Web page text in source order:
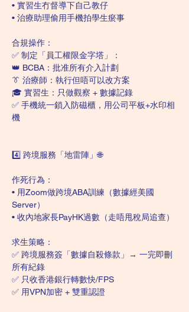
• 實習生冇督導下自己教仔
• 治療助理偷用手機拍學生瘀事
合規操作：
✅ 制定「員工權限金字塔」：
👑 BCBA：批准所有介入計劃
👔 治療師：執行但唔可以改方案
🎓 實習生：只做觀察 + 數據記錄
✅ 手機統一鎖入防磁櫃，用公司平板+水印相
機
4️⃣ 跨境服務「地雷陣」🌐
作死行為：
• 用Zoom做跨境ABA訓練（數據經美國
Server）
• 收內地家長PayHK過數（走唔甩稅局追查）
求生策略：
✅ 跨境服務簽「數據自殺條款」→ 一完即刪
所有紀錄
✅ 只收香港銀行轉數快/FPS
✅ 用VPN加密 + 雙重認證